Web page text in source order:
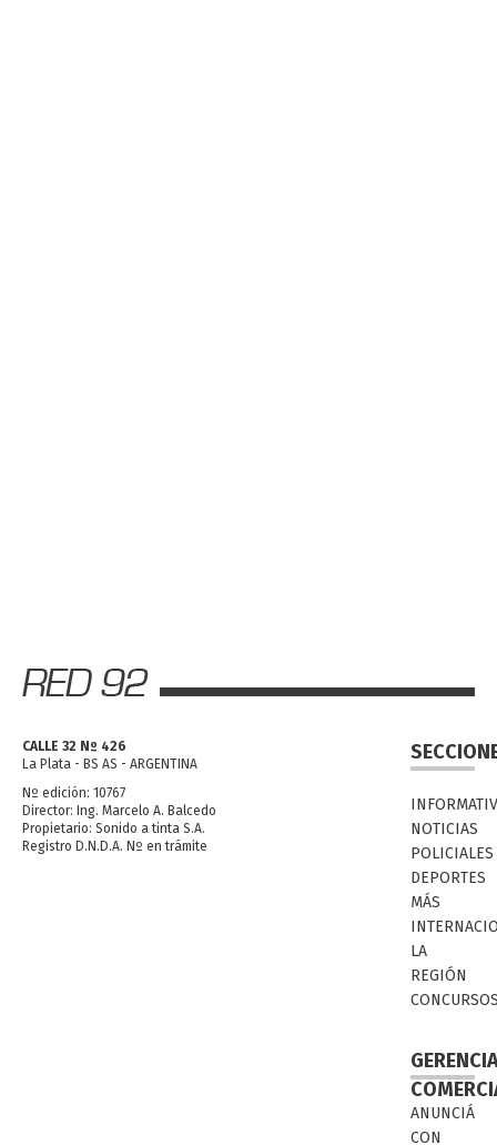
CALLE 32 Nº 426
La Plata - BS AS - ARGENTINA
Nº edición: 10767
Director: Ing. Marcelo A. Balcedo
Propietario: Sonido a tinta S.A.
Registro D.N.D.A. Nº en trámite
NOTICIAS
POLICIALES
DEPORTES
MÁS
LA
REGIÓN
ANUNCIÁ
CON